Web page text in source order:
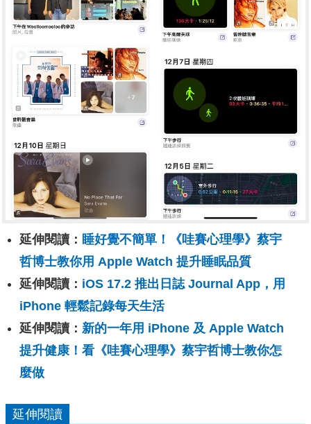
延伸閱讀： 睡好覺不簡單！《哇賽心理學》蔡宇
哲博士教你用 Apple Watch 提升睡眠品質
延伸閱讀： iOS 17.2 推出日誌 Journal App，用
iPhone 輕鬆記錄每天生活
延伸閱讀： 新的一年用 iPhone 及 Apple Watch
提升健康！看《哇賽心理學》蔡宇哲博士教你怎
麼做
延伸閱讀